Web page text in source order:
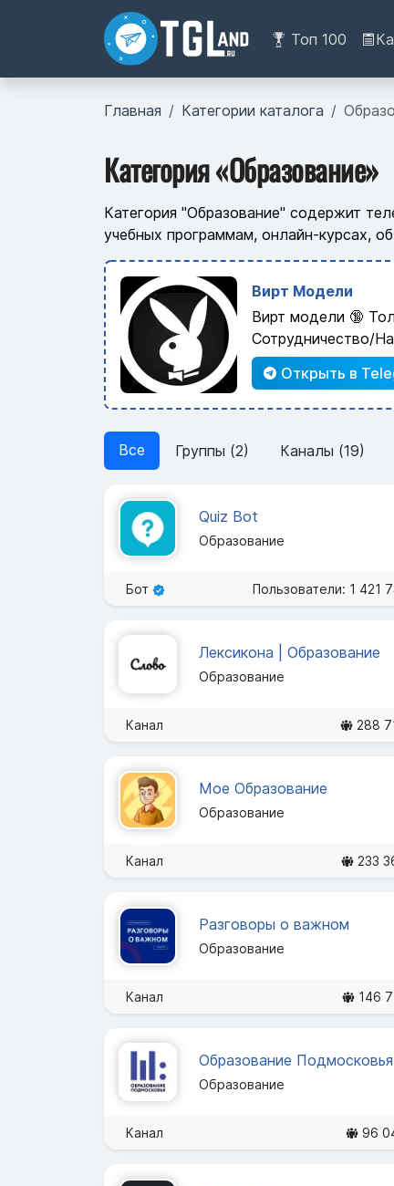
Топ 100
Главная Категории каталога
Категория «Образование»
Категория "Образование" содержит
учебных программам, онлайн-курсах,
Вирт Модели
Вирт модели 🔞
Сотрудничество/
Открыть в
Все Группы (2) Каналы (19)
Quiz Bot
Образование
Бот Пользователи: 1 421
Лексикона | Образование
Образование
Канал 288
Мое Образование
Образование
Канал 233
Разговоры о важном
Образование
Канал 146
Образование Подмосковья
Образование
Канал 96